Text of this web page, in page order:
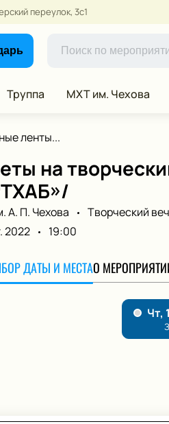
переулок, 3с1
Труппа МХТ им. Чехова
ленты...
на
А. П. Чехова Творческий
2022
19:00
ДАТЫ И МЕСТАО